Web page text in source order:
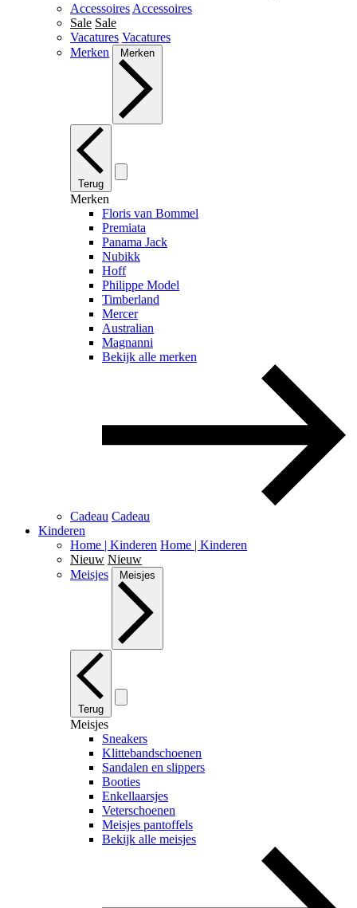
Accessoires Accessoires
Sale Sale
Vacatures Vacatures
Merken
Merken
Terug
Merken
Floris van Bommel
Premiata
Panama Jack
Nubikk
Hoff
Philippe Model
Timberland
Mercer
Australian
Magnanni
Bekijk alle merken
Cadeau Cadeau
Kinderen
Home | Kinderen Home | Kinderen
Nieuw Nieuw
Meisjes
Meisjes
Terug
Meisjes
Sneakers
Klittebandschoenen
Sandalen en slippers
Booties
Enkellaarsjes
Veterschoenen
Meisjes pantoffels
Bekijk alle meisjes